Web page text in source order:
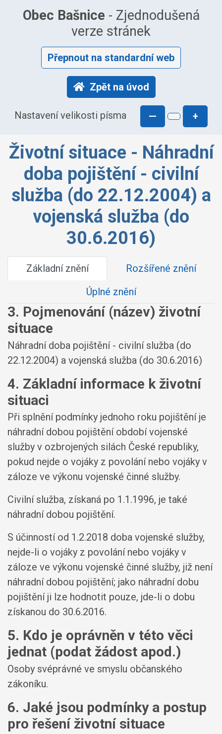
Obec Bašnice - Zjednodušená
verze stránek
Přepnout na standardní web
Zpět na úvod
Nastavení velikosti písma — +
Životní situace - Náhradní
doba pojištění - civilní
služba (do 22.12.2004) a
vojenská služba (do
30.6.2016)
Základní znění
Rozšířené znění
Úplné znění
3. Pojmenování (název) životní
situace
Náhradní doba pojištění - civilní služba (do
22.12.2004) a vojenská služba (do 30.6.2016)
4. Základní informace k životní
situaci
Při splnění podmínky jednoho roku pojištění je
náhradní dobou pojištění období vojenské
služby v ozbrojených silách České republiky,
pokud nejde o vojáky z povolání nebo vojáky v
záloze ve výkonu vojenské činné služby.
Civilní služba, získaná po 1.1.1996, je také
náhradní dobou pojištění.
S účinností od 1.2.2018 doba vojenské služby,
nejde-li o vojáky z povolání nebo vojáky v
záloze ve výkonu vojenské činné služby, již není
náhradní dobou pojištění; jako náhradní dobu
pojištění ji lze hodnotit pouze, jde-li o dobu
získanou do 30.6.2016.
5. Kdo je oprávněn v této věci
jednat (podat žádost apod.)
Osoby svéprávné ve smyslu občanského
zákoníku.
6. Jaké jsou podmínky a postup
pro řešení životní situace